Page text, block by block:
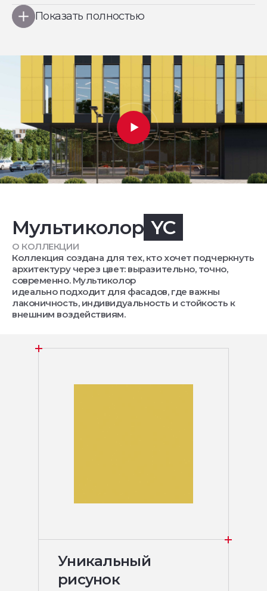
Показать полностью
Мультиколор YC
О КОЛЛЕКЦИИ
Коллекция создана для тех, кто хочет подчеркнуть
архитектуру через цвет: выразительно, точно,
современно. Мультиколор
идеально подходит для фасадов, где важны
лаконичность, индивидуальность и стойкость к
внешним воздействиям.
Уникальный
рисунок